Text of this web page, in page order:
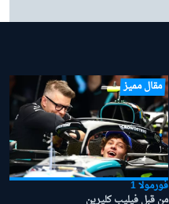
مقال مميز
فورمولا 1
من قبل فيليب كليرين